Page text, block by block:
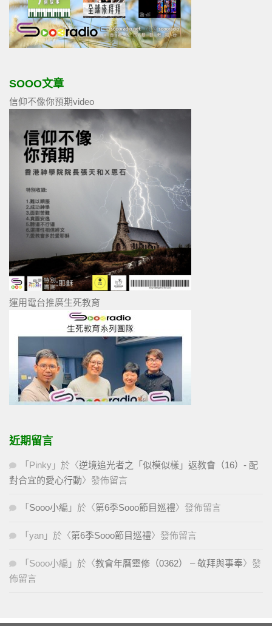
SOOO文章
信仰不像你預期video
運用電台推廣生死教育
近期留言
「 Pinky 」於〈逆境追光者之「似模似樣」返教會（16）- 配
對合宜的愛心行動〉發佈留言
「 Sooo小編 」於〈第6季Sooo節目巡禮〉發佈留言
「 yan 」於〈第6季Sooo節目巡禮〉發佈留言
「 Sooo小編 」於〈教會年曆靈修（0362） – 敬拜與事奉〉發
佈留言